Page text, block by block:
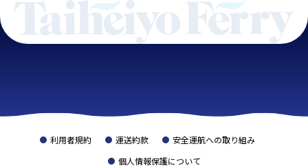
利用者規約 運送約款
安全運航への取り組み
個人情報保護について